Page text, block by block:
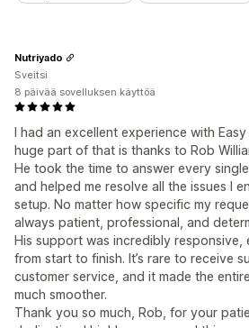
I had an excellent experience with
huge part of that is thanks to Rob
He took the time to answer every
and helped me resolve all the issues I
setup. No matter how specific my
always patient, professional, and
His support was incredibly
from start to finish. It’s rare to receive
customer service, and it made the
much smoother.
Thank you so much, Rob, for your
Nutriyado
Sveitsi
8 päivää sovelluksen käyttöä